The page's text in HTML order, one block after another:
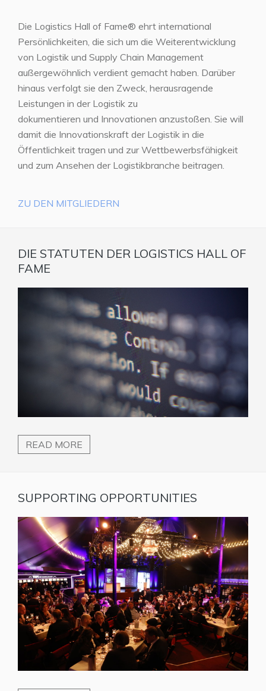
Die Logistics Hall of Fame® ehrt international
Persönlichkeiten, die sich um die Weiterentwicklung
von Logistik und Supply Chain Management
außergewöhnlich verdient gemacht haben. Darüber
hinaus verfolgt sie den Zweck, herausragende
Leistungen in der Logistik zu
dokumentieren und Innovationen anzustoßen. Sie will
damit die Innovationskraft der Logistik in die
Öffentlichkeit tragen und zur Wettbewerbsfähigkeit
und zum Ansehen der Logistikbranche beitragen.
ZU DEN MITGLIEDERN
DIE STATUTEN DER LOGISTICS HALL OF
FAME
READ MORE
SUPPORTING OPPORTUNITIES